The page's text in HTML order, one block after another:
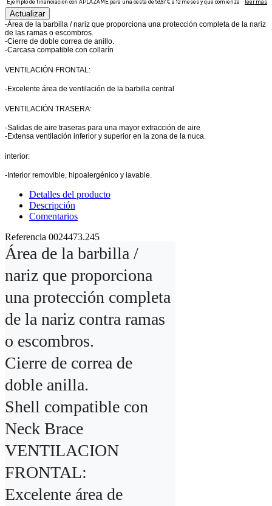
-Área de la barbilla / nariz que proporciona una protección completa de la nariz
de las ramas o escombros.
-Cierre de doble correa de anillo.
-Carcasa compatible con collarín
VENTILACIÓN FRONTAL:
-Excelente área de ventilación de la barbilla central
VENTILACIÓN TRASERA:
-Salidas de aire traseras para una mayor extracción de aire
-Extensa ventilación inferior y superior en la zona de la nuca.
interior:
-Interior removible, hipoalergénico y lavable.
Detalles del producto
Descripción
Comentarios
Referencia 0024473.245
Área de la barbilla /
nariz que proporciona
una protección completa
de la nariz contra ramas
o escombros.
Cierre de correa de
doble anilla.
Shell compatible con
Neck Brace
VENTILACION
FRONTAL:
Excelente área de